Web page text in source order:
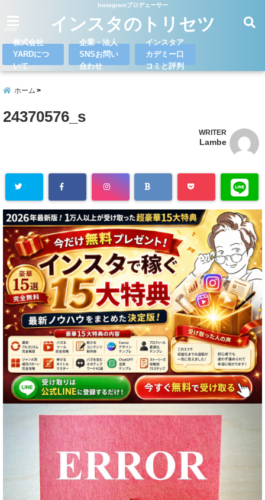
Instagramプロデューサー
インスタのトリセツ
株式会社
YARDにつ
いて
企業・法人
SNSお問い
合わせ
インスタア
カデミー口
コミと評判
ホーム
24370576_s
WRITER
Lambe